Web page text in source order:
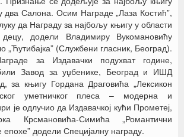
два Салона. Осим Награде „Лаза Костић”,
да Награду за најбољу књигу у области
додели Владимиру Вукомановићу
„Ћутибајка” (Службени гласник, Београд).
за Издавачки подухват године,
Завод за уџбенике, Београд и ИШД
за књигу Гордана Драговића „Лексикон
уметничког плеса – модерна и
је одлучио да Издавачкој кући Прометеј,
Крсмановића-Симића „Романтични
додели Специјалну награду.